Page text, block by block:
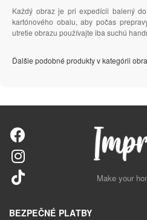
Každý obraz je pri expedícii balený
kartónového obalu, aby počas
utretie obrazu používajte iba suchú
Ďalšie podobné produkty v kategórii
Make your
BEZPEČNÉ PLATBY